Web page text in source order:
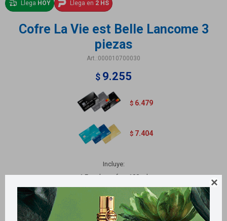

Llega HOY Llega en 2 HS
Cofre La Vie est Belle Lancome 3
piezas
000010700030
$ 9.255
$ 6.479
$ 7.404
Incluye:
1 Eau de parfum 100 ml
1 Body Lotion 50 ml
1 Máscara de pestañas volume